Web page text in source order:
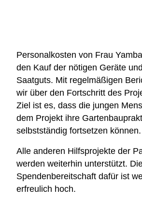
Personalkosten von Frau
den Kauf der nötigen Geräte
Saatguts. Mit regelmäßigen
wir über den Fortschritt des
Ziel ist es, dass die jungen
dem Projekt ihre
selbstständig fortsetzen können.
Alle anderen Hilfsprojekte der
werden weiterhin unterstützt.
Spendenbereitschaft dafür ist
erfreulich hoch.